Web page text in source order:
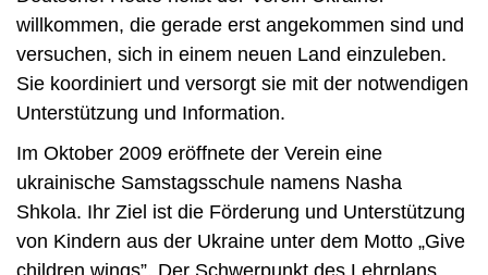
willkommen, die gerade erst angekommen sind und
versuchen, sich in einem neuen Land einzuleben.
Sie koordiniert und versorgt sie mit der notwendigen
Unterstützung und Information.
Im Oktober 2009 eröffnete der Verein eine
ukrainische Samstagsschule namens Nasha
Shkola. Ihr Ziel ist die Förderung und Unterstützung
von Kindern aus der Ukraine unter dem Motto „Give
children wings”. Der Schwerpunkt des Lehrplans